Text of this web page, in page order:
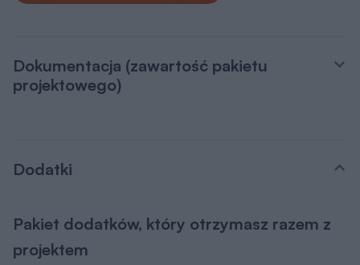
Dokumentacja (zawartość pakietu
projektowego)
Dodatki
Pakiet dodatków, który otrzymasz razem z
projektem